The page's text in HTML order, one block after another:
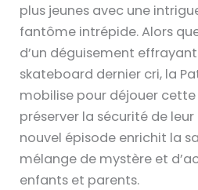
plus jeunes avec une
fantôme intrépide. Alors
d’un déguisement
skateboard dernier cri, la
mobilise pour déjouer
préserver la sécurité de
nouvel épisode enrichit la
mélange de mystère et
enfants et parents.